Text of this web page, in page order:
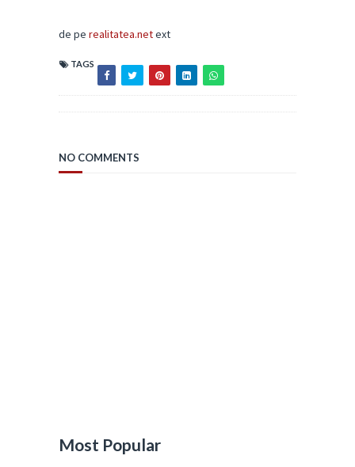
de pe realitatea.netext
TAGS
NO COMMENTS
Most Popular